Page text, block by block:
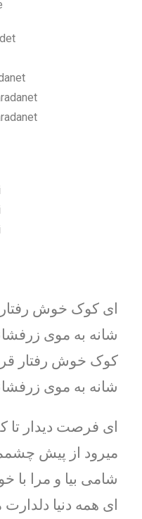
ای کوک خوش
شانه به موی
کوک خوش رفتار
شانه به موی
ای فرصت دیدار تا
میرود از پیش
شامی بیا و مرا با
ای همه دنیا دلدارت